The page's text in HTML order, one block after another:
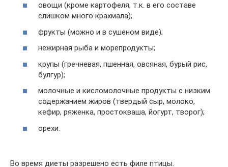
овощи (кроме картофеля, т.к. в его составе
слишком много крахмала);
фрукты (можно и в сушеном виде);
нежирная рыба и морепродукты;
крупы (гречневая, пшенная, овсяная, бурый рис,
булгур);
молочные и кисломолочные продукты с низким
содержанием жиров (твердый сыр, молоко,
кефир, ряженка, простокваша, йогурт, творог);
орехи.
Во время диеты разрешено есть филе птицы.